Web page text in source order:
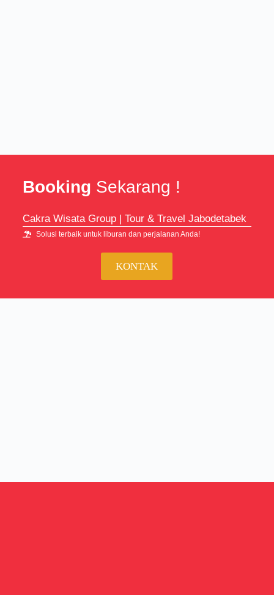
Booking Sekarang !
Cakra Wisata Group | Tour & Travel Jabodetabek
Solusi terbaik untuk liburan dan perjalanan Anda!
KONTAK